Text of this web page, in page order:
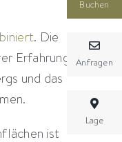
. Die
Erfahrung
und das
ist
Buchen
Anfragen
Lage